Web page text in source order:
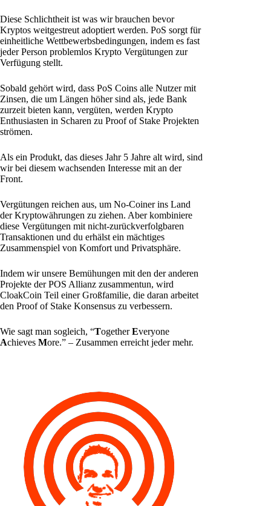
Diese Schlichtheit ist was wir brauchen bevor
Kryptos weitgestreut adoptiert werden. PoS sorgt für
einheitliche Wettbewerbsbedingungen, indem es fast
jeder Person problemlos Krypto Vergütungen zur
Verfügung stellt.
Sobald gehört wird, dass PoS Coins alle Nutzer mit
Zinsen, die um Längen höher sind als, jede Bank
zurzeit bieten kann, vergüten, werden Krypto
Enthusiasten in Scharen zu Proof of Stake Projekten
strömen.
Als ein Produkt, das dieses Jahr 5 Jahre alt wird, sind
wir bei diesem wachsenden Interesse mit an der
Front.
Vergütungen reichen aus, um No-Coiner ins Land
der Kryptowährungen zu ziehen. Aber kombiniere
diese Vergütungen mit nicht-zurückverfolgbaren
Transaktionen und du erhälst ein mächtiges
Zusammenspiel von Komfort und Privatsphäre.
Indem wir unsere Bemühungen mit den der anderen
Projekte der POS Allianz zusammentun, wird
CloakCoin Teil einer Großfamilie, die daran arbeitet
den Proof of Stake Konsensus zu verbessern.
Wie sagt man sogleich, “TogetherEveryone
Achieves More.” – Zusammen erreicht jeder mehr.